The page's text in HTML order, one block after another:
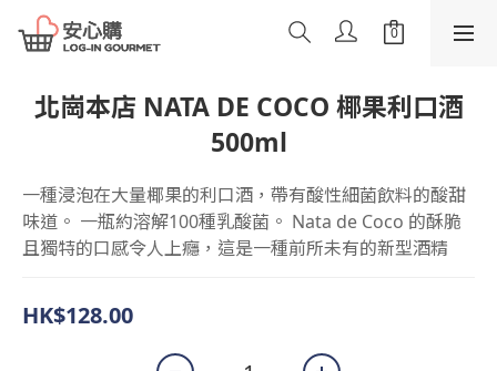
北崗本店 NATA DE COCO 椰果利口酒
500ml
一種浸泡在大量椰果的利口酒，帶有酸性細菌飲料的酸甜
味道。 一瓶約溶解100種乳酸菌。 Nata de Coco 的酥脆
且獨特的口感令人上癮，這是一種前所未有的新型酒精
HK$128.00